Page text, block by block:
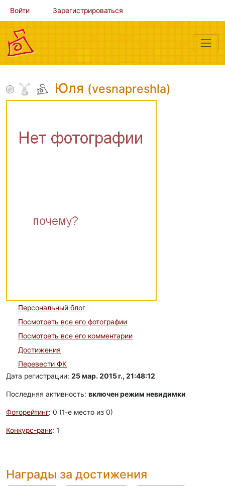
Войти Зарегистрироваться
Юля (vesnapreshla)
Персональный блог
Посмотреть все его фотографии
Посмотреть все его комментарии
Достижения
Перевести ФК
Дата регистрации: 25 мар. 2015 г., 21:48:12
Последняя активность: включен режим невидимки
Фоторейтинг: 0 (1-e место из 0)
Конкурс-ранк: 1
Награды за достижения